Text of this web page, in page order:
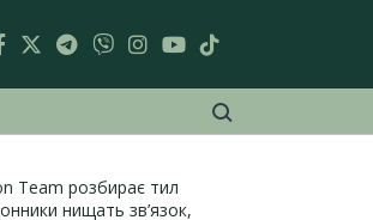
Team розбирає тил
нищать зв’язок,